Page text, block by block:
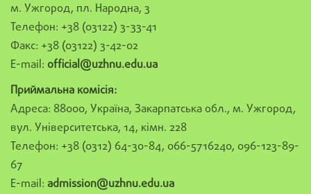
м. Ужгород, пл. Народна, 3
Телефон: +38 (03122) 3-33-41
Факс: +38 (03122) 3-42-02
E-mail: official@uzhnu.edu.ua
Приймальна комісія:
Адреса: 88000, Україна, Закарпатська обл., м. Ужгород,
вул. Університетська, 14, кімн. 228
Телефон: +38 (0312) 64-30-84, 066-5716240, 096-123-89-
67
E-mail: admission@uzhnu.edu.ua